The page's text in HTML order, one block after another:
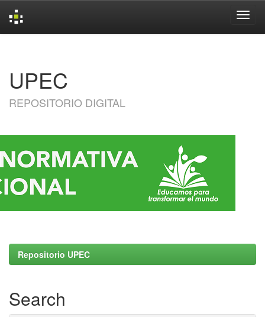
UPEC
REPOSITORIO DIGITAL
Repositorio UPEC
Search